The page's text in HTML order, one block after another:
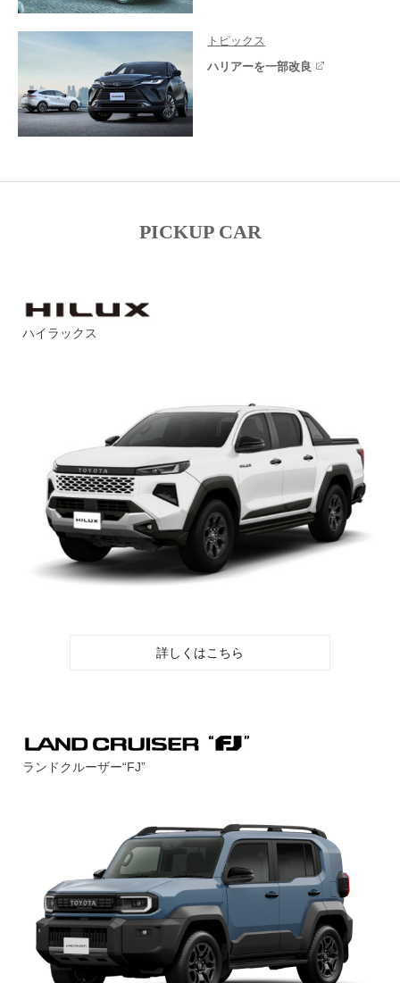
トピックス
ハリアーを一部改良
PICKUP CAR
ハイラックス
詳しくはこちら
ランドクルーザー“FJ”